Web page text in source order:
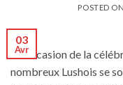
POSTED
03
Avr
A l’occasion de la
nombreux Lushois se